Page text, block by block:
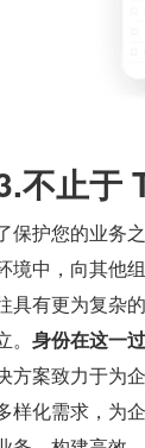
不止于
保护您的业务
境中，向其他
具有更为复杂
身份在这一
方案致力于为
样化需求，为